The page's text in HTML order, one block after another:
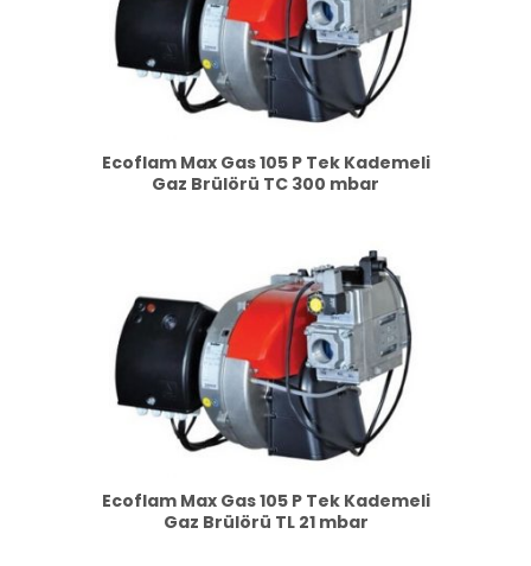
Ecoflam Max Gas 105 P Tek Kademeli
Gaz Brülörü TC 300 mbar
Ecoflam Max Gas 105 P Tek Kademeli
Gaz Brülörü TL 21 mbar